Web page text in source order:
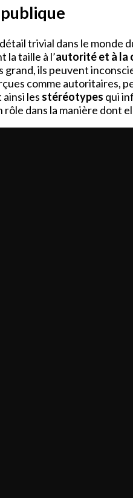
trivial dans le monde
la taille à l’autorité et à la
ils peuvent
comme autoritaires,
les stéréotypes qui
rôle dans la manière